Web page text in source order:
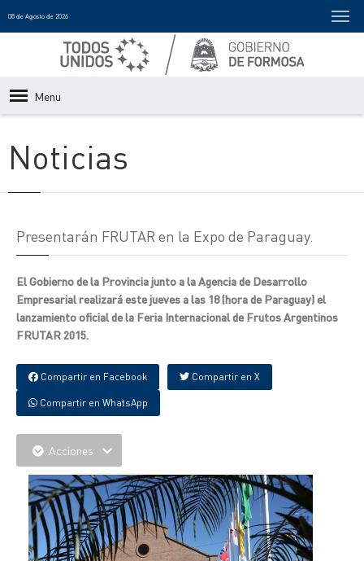
08 de Agosto de 2026
Menu
Noticias
Presentarán FRUTAR en la Expo de Paraguay.
El Gobierno de la Provincia junto a la Agencia de Desarrollo
Empresarial realizará este jueves a las 18 (hora de Paraguay) el
lanzamiento oficial de la Feria Internacional de Frutos Argentinos
FRUTAR 2015.
Compartir en Facebook Compartir en X
Compartir en WhatsApp
Acciones